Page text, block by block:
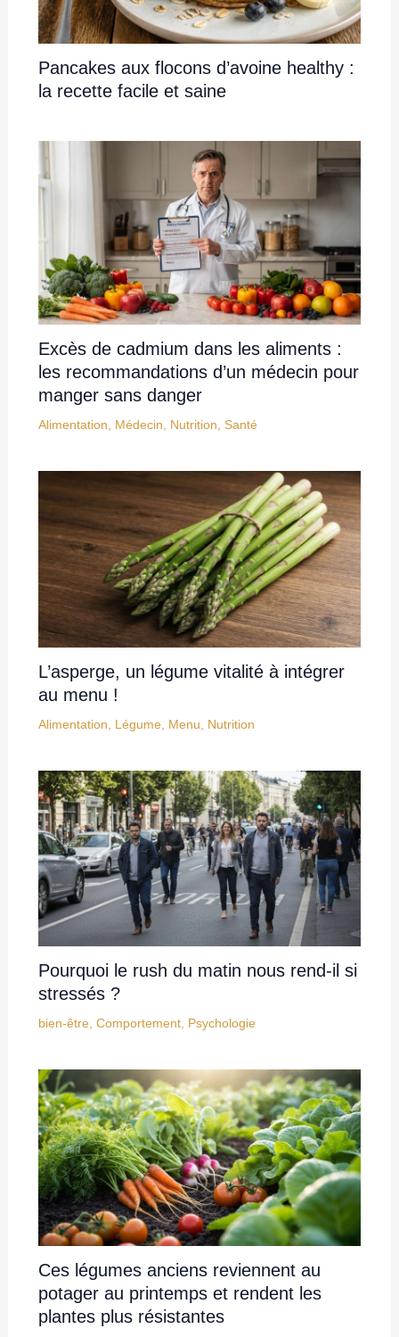
Pancakes aux flocons d’avoine healthy :
la recette facile et saine
Excès de cadmium dans les aliments :
les recommandations d’un médecin pour
manger sans danger
Alimentation Médecin Nutrition Santé
L’asperge, un légume vitalité à intégrer
au menu !
Alimentation Légume Menu Nutrition
Pourquoi le rush du matin nous rend-il si
stressés ?
bien-être Comportement, Psychologie
Ces légumes anciens reviennent au
potager au printemps et rendent les
plantes plus résistantes